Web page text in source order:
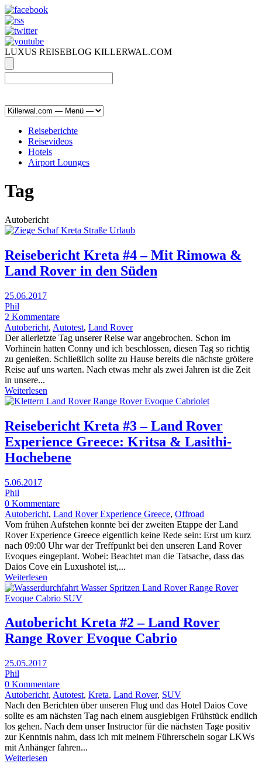
LUXUS REISEBLOG KILLERWAL.COM
Reiseberichte
Reisevideos
Hotels
Airport Lounges
Tag
Autobericht
Reisebericht Kreta #4 – Mit Rimowa &
Land Rover in den Süden
25.06.2017
Phil
2 Kommentare
Autobericht, Autotest, Land Rover
Der allerletzte Tag unserer Reise war angebrochen. Schon im
Vorhinein hatten Conny und ich beschlossen, diesen Tag so richtig
zu genießen. Schließlich sollte zu Hause bereits die nächste größere
Reise auf uns warten. Nach etwas mehr als zwei Jahren ist die Zeit
in unsere...
Weiterlesen
Reisebericht Kreta #3 – Land Rover
Experience Greece: Kritsa & Lasithi-
Hochebene
5.06.2017
Phil
0 Kommentare
Autobericht, Land Rover Experience Greece, Offroad
Vom frühen Aufstehen konnte bei der zweiten Etappe der Land
Rover Experience Greece eigentlich keine Rede sein: Erst um kurz
nach 09:00 Uhr war der Treffpunkt bei den unseren Land Rover
Evoques eingeplant. Wobei: Beachtet man die Tatsache, dass das
Daios Cove ein Luxushotel ist,...
Weiterlesen
Autobericht Kreta #2 – Land Rover
Range Rover Evoque Cabrio
25.05.2017
Phil
0 Kommentare
Autobericht, Autotest, Kreta, Land Rover, SUV
Nach den Berichten über unseren Flug und das Hotel Daios Cove
sollte es am nächsten Tag nach einem ausgiebigen Frühstück endlich
los gehen. Nach dem unser Instructor für die nächsten Tage positiv
zur Kenntnis nahm, dass ich mit meinem Führerschein sogar LKWs
mit Anhänger fahren...
Weiterlesen